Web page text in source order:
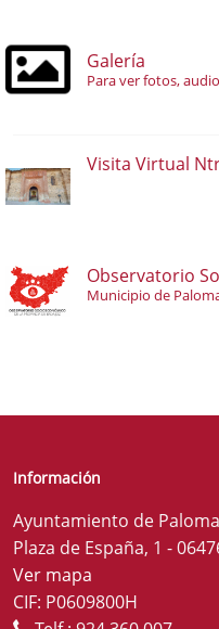
Galería
Para ver fotos,
Visita Virtual
Observatorio
Municipio de
Información
Ayuntamiento de
Plaza de España, 1 -
Ver mapa
CIF: P0609800H